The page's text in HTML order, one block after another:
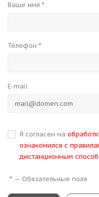
Ваше имя *
Телефон *
E-mail
Я согласен на
ознакомился с
дистанционным
* — Обязательные поля